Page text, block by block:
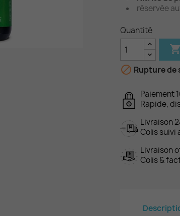
réservée
Quantité

 Rupture de
Paiement
Rapide,
Livraison
Colis suivi
Livraison
Colis &